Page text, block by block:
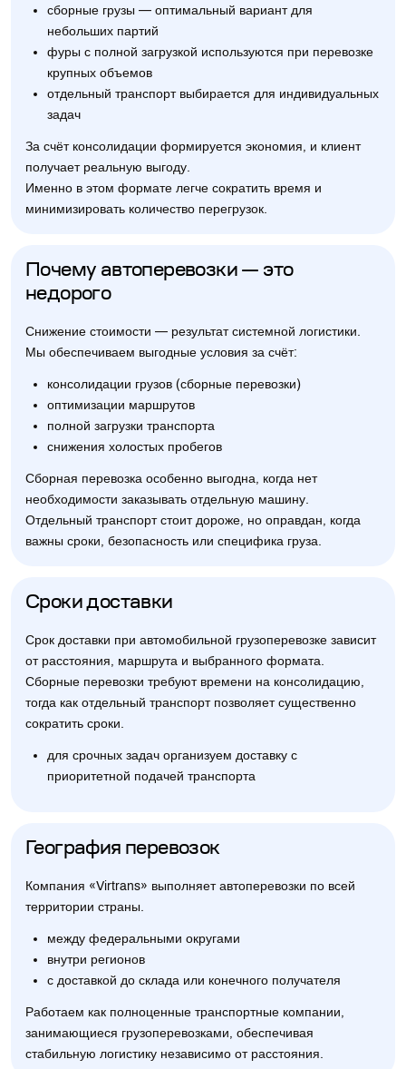
сборные грузы — оптимальный вариант для
небольших партий
фуры с полной загрузкой используются при перевозке
крупных объемов
отдельный транспорт выбирается для индивидуальных
задач
За счёт консолидации формируется экономия, и клиент
получает реальную выгоду.
Именно в этом формате легче сократить время и
минимизировать количество перегрузок.
Почему автоперевозки — это
недорого
Снижение стоимости — результат системной логистики.
Мы обеспечиваем выгодные условия за счёт:
консолидации грузов (сборные перевозки)
оптимизации маршрутов
полной загрузки транспорта
снижения холостых пробегов
Сборная перевозка особенно выгодна, когда нет
необходимости заказывать отдельную машину.
Отдельный транспорт стоит дороже, но оправдан, когда
важны сроки, безопасность или специфика груза.
Сроки доставки
Срок доставки при автомобильной грузоперевозке зависит
от расстояния, маршрута и выбранного формата.
Сборные перевозки требуют времени на консолидацию,
тогда как отдельный транспорт позволяет существенно
сократить сроки.
для срочных задач организуем доставку с
приоритетной подачей транспорта
География перевозок
Компания «Virtrans» выполняет автоперевозки по всей
территории страны.
между федеральными округами
внутри регионов
с доставкой до склада или конечного получателя
Работаем как полноценные транспортные компании,
занимающиеся грузоперевозками, обеспечивая
стабильную логистику независимо от расстояния.